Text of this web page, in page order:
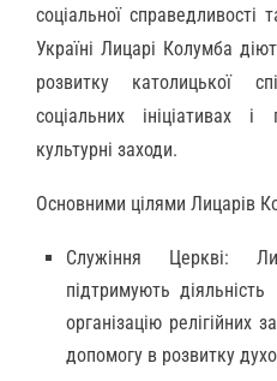
соціальної справедливості
Україні Лицарі Колумба
розвитку католицької
соціальних ініціативах і
культурні заходи.
Основними цілями Лицарів
Служіння Церкві:
підтримують
організацію релігійних
допомогу в розвитку